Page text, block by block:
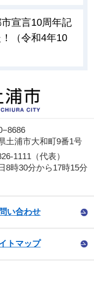
宣言10周年記
（令和4年10
土浦市大和町9番1号
1111（代表）
8時30分から17時15分
い合わせ
トマップ